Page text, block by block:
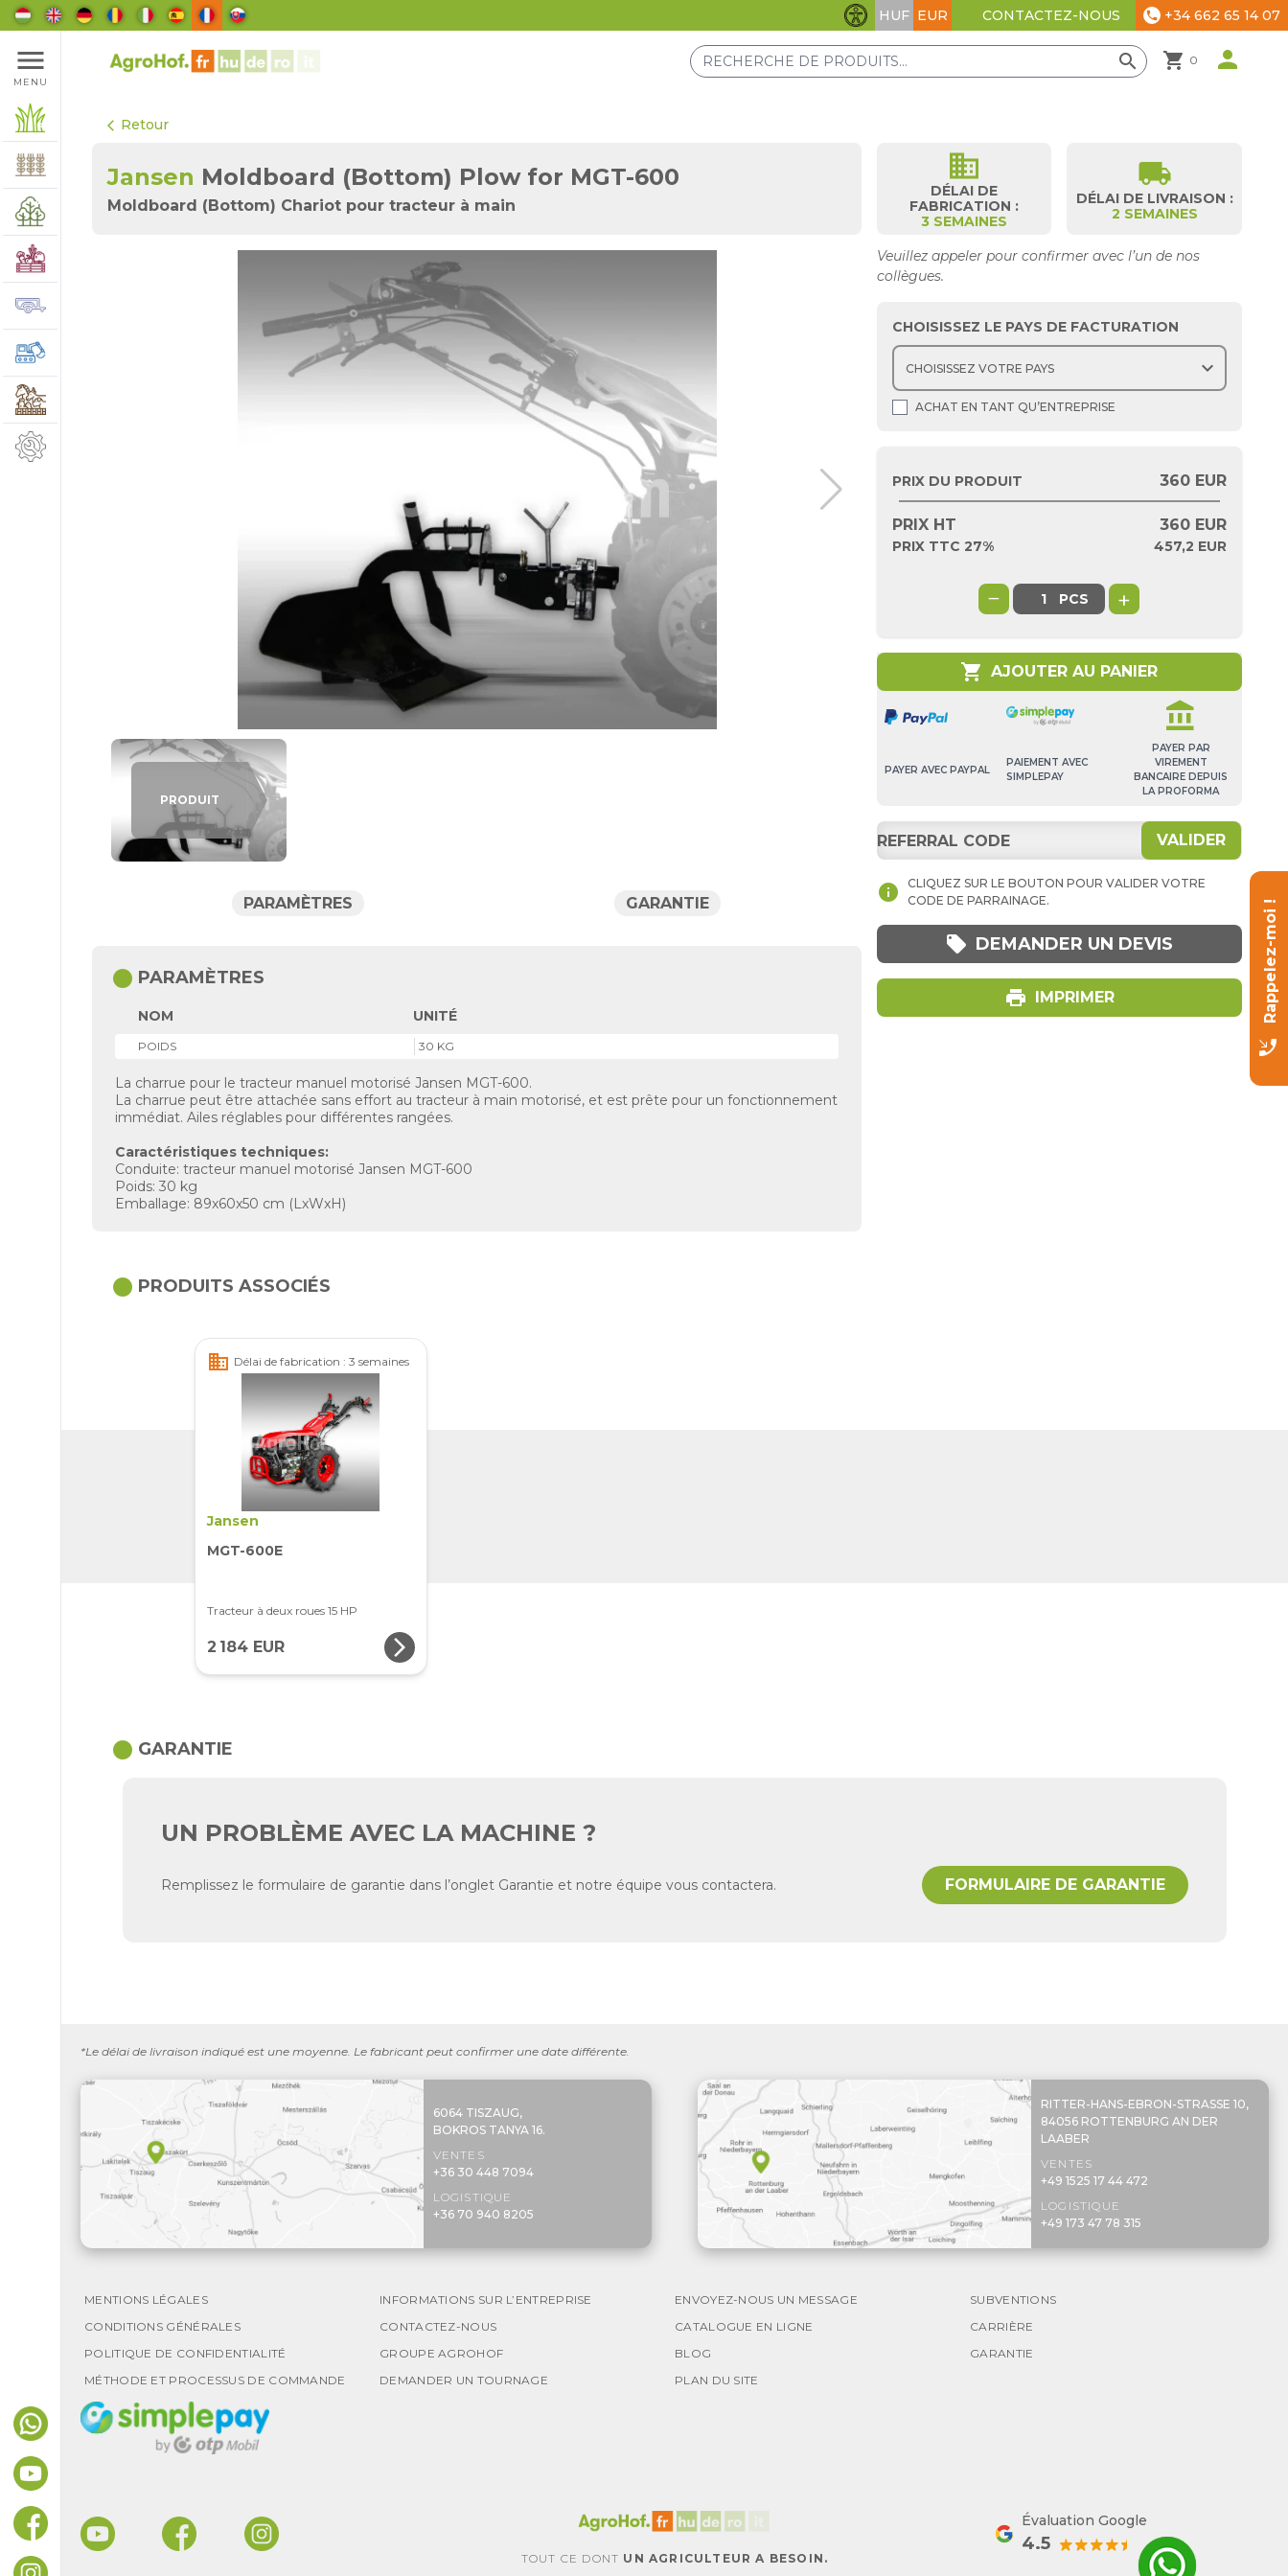
Paramètres d'accessibilité
HUF EUR CONTACTEZ-NOUS phone +34 662 65 14 07
menu
MENU
search shopping_cart 0 person
arrow_back_ios Retour
Jansen Moldboard (Bottom) Plow for MGT-600
Moldboard (Bottom) Chariot pour tracteur à main
PRODUIT
PARAMÈTRES GARANTIE
Veuillez appeler pour confirmer avec l’un de nos
collègues.
business
DÉLAI DE
FABRICATION :
3 SEMAINES
local_shipping
DÉLAI DE LIVRAISON :
2 SEMAINES
CHOISISSEZ LE PAYS DE FACTURATION
expand_more
ACHAT EN TANT QU’ENTREPRISE
PRIX DU PRODUIT 360 EUR
PRIX HT 360 EUR
PRIX TTC 27% 457,2 EUR
− PCS +
shopping_cart AJOUTER AU PANIER
PAYER AVEC PAYPAL
PAIEMENT AVEC
SIMPLEPAY
account_balance
PAYER PAR
VIREMENT
BANCAIRE DEPUIS
LA PROFORMA
VALIDER
info
CLIQUEZ SUR LE BOUTON POUR VALIDER VOTRE
CODE DE PARRAINAGE.
local_offer DEMANDER UN DEVIS
print IMPRIMER
circle PARAMÈTRES
NOM UNITÉ
POIDS 30 KG
La charrue pour le tracteur manuel motorisé Jansen MGT-600.
La charrue peut être attachée sans effort au tracteur à main motorisé, et est prête pour un fonctionnement
immédiat. Ailes réglables pour différentes rangées.
Caractéristiques techniques:
Conduite: tracteur manuel motorisé Jansen MGT-600
Poids: 30 kg
Emballage: 89x60x50 cm (LxWxH)
circle PRODUITS ASSOCIÉS
business Délai de fabrication : 3 semaines
Jansen
MGT-600E
Tracteur à deux roues 15 HP
2 184 EUR arrow_forward_ios
circle GARANTIE
UN PROBLÈME AVEC LA MACHINE ?
Remplissez le formulaire de garantie dans l’onglet Garantie et notre équipe vous contactera. FORMULAIRE DE GARANTIE
*Le délai de livraison indiqué est une moyenne. Le fabricant peut confirmer une date différente.
6064 TISZAUG,
BOKROS TANYA 16.
VENTES
+36 30 448 7094
LOGISTIQUE
+36 70 940 8205
RITTER-HANS-EBRON-STRASSE 10,
84056 ROTTENBURG AN DER
LAABER
VENTES
+49 1525 17 44 472
LOGISTIQUE
+49 173 47 78 315
MENTIONS LÉGALES INFORMATIONS SUR L’ENTREPRISE ENVOYEZ-NOUS UN MESSAGE
SUBVENTIONS
CONDITIONS GÉNÉRALES
CONTACTEZ-NOUS CATALOGUE EN LIGNE
CARRIÈRE
POLITIQUE DE CONFIDENTIALITÉ
GROUPE AGROHOF BLOG
GARANTIE
MÉTHODE ET PROCESSUS DE COMMANDE
DEMANDER UN TOURNAGE PLAN DU SITE
TOUT CE DONT UN AGRICULTEUR A BESOIN.
Évaluation Google
4.5
phone_callback
Rappelez-moi !